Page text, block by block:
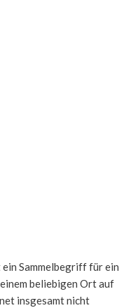
Sammelbegriff für ein
beliebigen Ort auf
insgesamt nicht